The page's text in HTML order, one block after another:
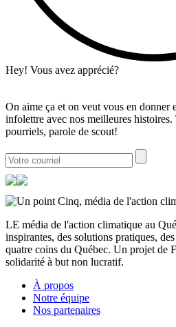
Hey! Vous avez apprécié?
On aime ça et on veut vous en donner
infolettre avec nos meilleures
pourriels, parole de scout!
LE média de l'action climatique au
inspirantes, des solutions pratiques,
quatre coins du Québec. Un projet de
solidarité à but non lucratif.
À propos
Notre équipe
Nos partenaires